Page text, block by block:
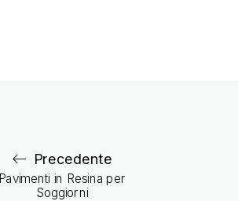
Precedente
Pavimenti in Resina per
Soggiorni